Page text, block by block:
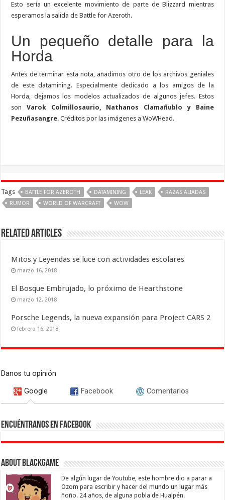
Esto sería un excelente movimiento de parte de Blizzard mientras
esperamos la salida de Battle for Azeroth.
Un pequeño detalle para la
Horda
Antes de terminar esta nota, añadimos otro de los archivos geniales
de este datamining. Especialmente dedicado a los amigos de la
Horda, dejamos los modelos actualizados de algunos jefes. Estos
son Varok Colmillosaurio, Nathanos Clamañublo y Baine
Pezuñasangre. Créditos por las imágenes a WoWHead.
Tags BATTLE FOR AZEROTH DATAMINING LEAK
RAZAS ALIADAS
RUMOR
WORLD OF WARCRAFT WOW
Related Articles
Mitos y Leyendas se luce con actividades escolares
marzo 16, 2018
El Bosque Embrujado, lo próximo de Hearthstone
marzo 12, 2018
Porsche Legends, la nueva expansión para Project CARS 2
febrero 16, 2018
Danos tu opinión
Google Facebook Comentarios
Encuéntranos en Facebook
About Blackgame
De algún lugar de Youtube, este hombre dio a parar a
Ozom para escribir y hacer del mundo un lugar más
ñoño. 24 años, de alguna pobla de Hualpén.